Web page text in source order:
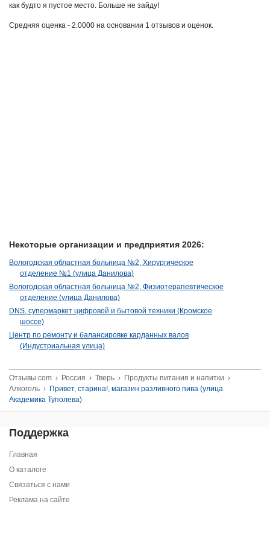
как будто я пустое место. Больше не зайду!
Средняя оценка - 2.0000 на основании 1 отзывов и оценок.
Некоторые организации и предприятия 2026:
Вологодская областная больница №2, Хирургическое
отделение №1 (улица Данилова)
Вологодская областная больница №2, Физиотерапевтическое
отделение (улица Данилова)
DNS, супермаркет цифровой и бытовой техники (Кромское
шоссе)
Центр по ремонту и балансировке карданных валов
(Индустриальная улица)
Отзывы.com › Россия › Тверь › Продукты питания и напитки ›
Алкоголь › Привет, старина!, магазин разливного пива (улица
Академика Туполева)
Поддержка
Главная
О каталоге
Связаться с нами
Реклама на сайте